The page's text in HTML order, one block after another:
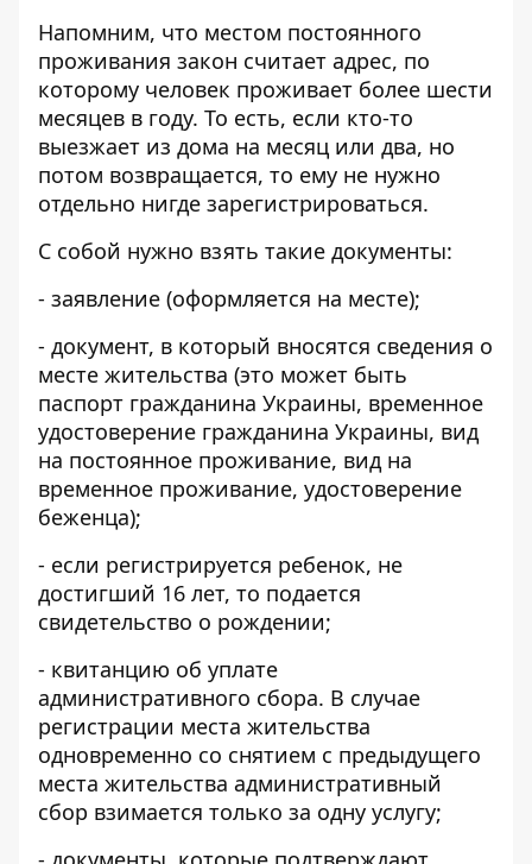
Напомним, что местом постоянного
проживания закон считает адрес, по
которому человек проживает более шести
месяцев в году. То есть, если кто-то
выезжает из дома на месяц или два, но
потом возвращается, то ему не нужно
отдельно нигде зарегистрироваться.
С собой нужно взять такие документы:
- заявление (оформляется на месте);
- документ, в который вносятся сведения о
месте жительства (это может быть
паспорт гражданина Украины, временное
удостоверение гражданина Украины, вид
на постоянное проживание, вид на
временное проживание, удостоверение
беженца);
- если регистрируется ребенок, не
достигший 16 лет, то подается
свидетельство о рождении;
- квитанцию ​​об уплате
административного сбора. В случае
регистрации места жительства
одновременно со снятием с предыдущего
места жительства административный
сбор взимается только за одну услугу;